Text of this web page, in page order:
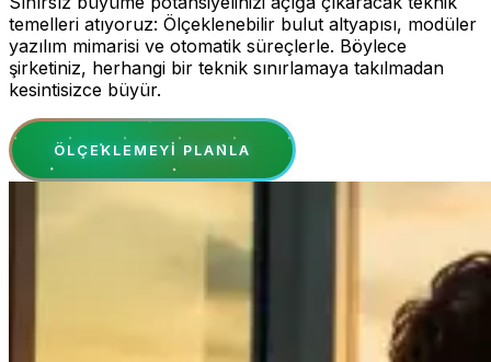
temelleri atıyoruz: Ölçeklenebilir bulut altyapısı, modüler
yazılım mimarisi ve otomatik süreçlerle. Böylece
şirketiniz, herhangi bir teknik sınırlamaya takılmadan
kesintisizce büyür.
ÖLÇEKLEMEYI PLANLA